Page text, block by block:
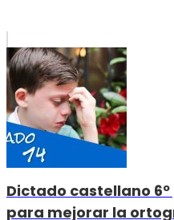
Dictado castellano
para mejorar la